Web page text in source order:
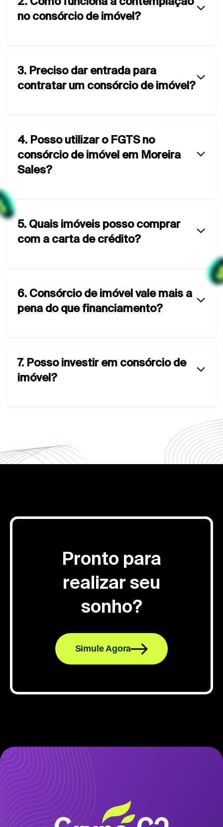
no consórcio de imóvel?
3. Preciso dar entrada para
contratar um consórcio de imóvel?
4. Posso utilizar o FGTS no
consórcio de imóvel em Moreira
Sales?
5. Quais imóveis posso comprar
com a carta de crédito?
6. Consórcio de imóvel vale mais a
pena do que financiamento?
7. Posso investir em consórcio de
imóvel?
Pronto para
realizar seu
sonho?
Simule Agora